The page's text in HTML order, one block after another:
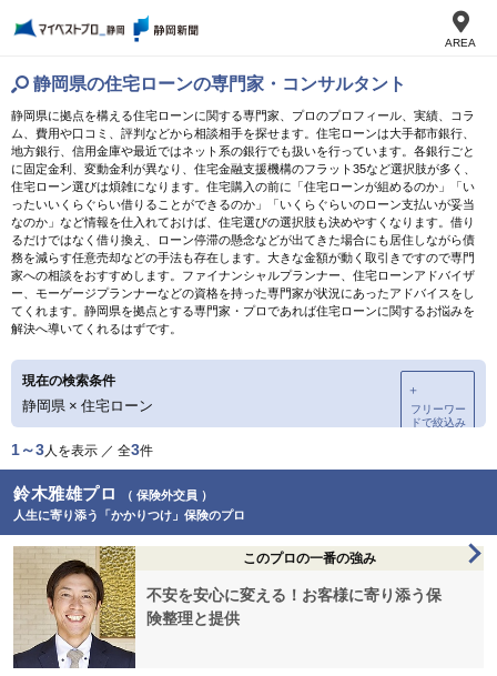
AREA
静岡県の住宅ローンの専門家・コンサルタント
静岡県に拠点を構える住宅ローンに関する専門家、プロのプロフィール、実績、コラ
ム、費用や口コミ、評判などから相談相手を探せます。住宅ローンは大手都市銀行、
地方銀行、信用金庫や最近ではネット系の銀行でも扱いを行っています。各銀行ごと
に固定金利、変動金利が異なり、住宅金融支援機構のフラット35など選択肢が多く、
住宅ローン選びは煩雑になります。住宅購入の前に「住宅ローンが組めるのか」「い
ったいいくらぐらい借りることができるのか」「いくらぐらいのローン支払いが妥当
なのか」など情報を仕入れておけば、住宅選びの選択肢も決めやすくなります。借り
るだけではなく借り換え、ローン停滞の懸念などが出てきた場合にも居住しながら債
務を減らす任意売却などの手法も存在します。大きな金額が動く取引きですので専門
家への相談をおすすめします。ファイナンシャルプランナー、住宅ローンアドバイザ
ー、モーゲージプランナーなどの資格を持った専門家が状況にあったアドバイスをし
てくれます。静岡県を拠点とする専門家・プロであれば住宅ローンに関するお悩みを
解決へ導いてくれるはずです。
現在の検索条件
静岡県 × 住宅ローン
＋
フリーワー
ドで絞込み
1～3人を表示 ／ 全3件
鈴木雅雄プロ
（ 保険外交員 ）
人生に寄り添う「かかりつけ」保険のプロ
このプロの一番の強み
不安を安心に変える！お客様に寄り添う保
険整理と提供